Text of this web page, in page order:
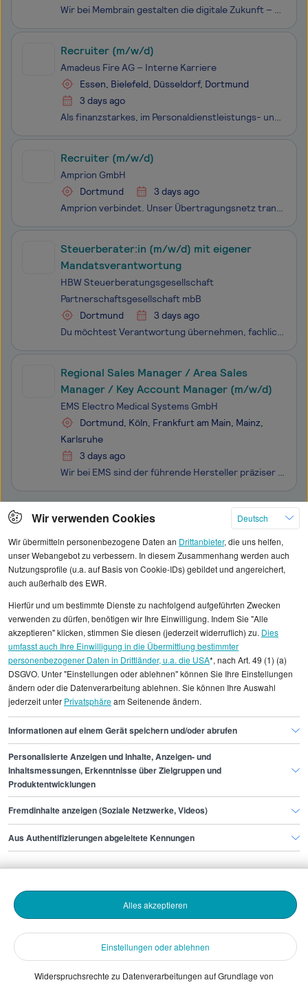
Wir bei Membrain gestalten die digitale Zukunft – mit innovativer Standardsoftware, kreativen Köpfen und echter Leidenschaft für Technologie. Seit unserer Gründung 2004 entwickeln wir zukunftsweisende B2B-Lösungen im Bereich Business-Apps, Standard-SAP-Module und mobile Datenerfassung. Unsere plattf
Recruiter (m/w/d)
Amadeus Fire AG – Interne Karriere
Essen, Bielefeld, Düsseldorf, Dortmund
3 days ago
Als finanzstarkes, im Personaldienstleistungs- und Weiterbildungsmarkt breit aufgestelltes Unternehmen, bieten wir Dir optimale Bedingungen für Deinen nächsten Karriereschritt im Vertrieb mit Fokus auf die Dienstleistungen der Arbeitnehmerüberlassung (Zeitarbeit), der Personalvermittlung und des Int
Recruiter (m/w/d)
Amprion GmbH
Dortmund
3 days ago
Amprion verbindet. Unser Übertragungsnetz transportiert Strom für 29 Millionen Menschen in einem Gebiet von der Nordsee bis zu den Alpen. Dort wird ein Drittel der deutschen Wirtschaftsleistung erzeugt. Unsere Leitungen sind Lebensadern der Gesellschaft. Wir halten unser Netz stabil und sicher - und
Steuerberater:in (m/w/d) mit eigener
Mandatsverantwortung
HBW Steuerberatungsgesellschaft
Partnerschaftsgesellschaft mbB
Dortmund
3 days ago
Du möchtest Verantwortung übernehmen, fachlich gefordert werden und trotzdem nicht allein arbeiten?Bei einem Arbeitgeberwechsel geht es nicht nur um eine neue Aufgabe. Entscheidend ist auch, mit wem man zusammenarbeitet, wie Verantwortung gelebt wird und welche Entwicklungsmöglichkeiten bestehen.Wir
Regional Sales Manager / Area Sales
Manager / Key Account Manager (m/w/d)
EMS Electro Medical Systems GmbH
Dortmund, Köln, Frankfurt am Main, Mainz,
Karlsruhe
3 days ago
Wir bei EMS sind der führende Hersteller präziser medizinischer Geräte für die Dentalprophylaxe, Orthopädie und Urologie. Als Marktführer im Bereich Medizintechnik stehen wir für Qualität, Kundenorientierung und Innovation. Das Konzept der Guided Biofilm Therapy (GBT) steht im Bereich Dental für die
Klicken Sie hier, um weitere Angebote anzuzeigen
statistischen Erhebungen durch StepStone. Es sind
Durchschnittswerte und die Angaben können nicht
einzelnen Stellenangeboten zugeordnet werden.
Gehaltsinformationen Marketing
Digital Officer
Digital Officer Dortmund
Finde den Job,
der zu dir passt.
Bewerbende
Wir verwenden Cookies
Deutsch
Wir übermitteln personenbezogene Daten an Drittanbieter, die uns helfen,
unser Webangebot zu verbessern. In diesem Zusammenhang werden auch
Nutzungsprofile (u.a. auf Basis von Cookie-IDs) gebildet und angereichert,
auch außerhalb des EWR.
Hierfür und um bestimmte Dienste zu nachfolgend aufgeführten Zwecken
verwenden zu dürfen, benötigen wir Ihre Einwilligung. Indem Sie "Alle
akzeptieren" klicken, stimmen Sie diesen (jederzeit widerruflich) zu. Dies
umfasst auch Ihre Einwilligung in die Übermittlung bestimmter
personenbezogener Daten in Drittländer, u.a. die USA*, nach Art. 49 (1) (a)
DSGVO. Unter "Einstellungen oder ablehnen" können Sie Ihre Einstellungen
ändern oder die Datenverarbeitung ablehnen. Sie können Ihre Auswahl
jederzeit unter Privatsphäream Seitenende ändern.
Informationen auf einem Gerät speichern und/oder abrufen
Personalisierte Anzeigen und Inhalte, Anzeigen- und
Inhaltsmessungen, Erkenntnisse über Zielgruppen und
Produktentwicklungen
Fremdinhalte anzeigen (Soziale Netzwerke, Videos)
Aus Authentifizierungen abgeleitete Kennungen
Einstellungen oder ablehnen
Alles akzeptieren
Widerspruchsrechte zu Datenverarbeitungen auf Grundlage von